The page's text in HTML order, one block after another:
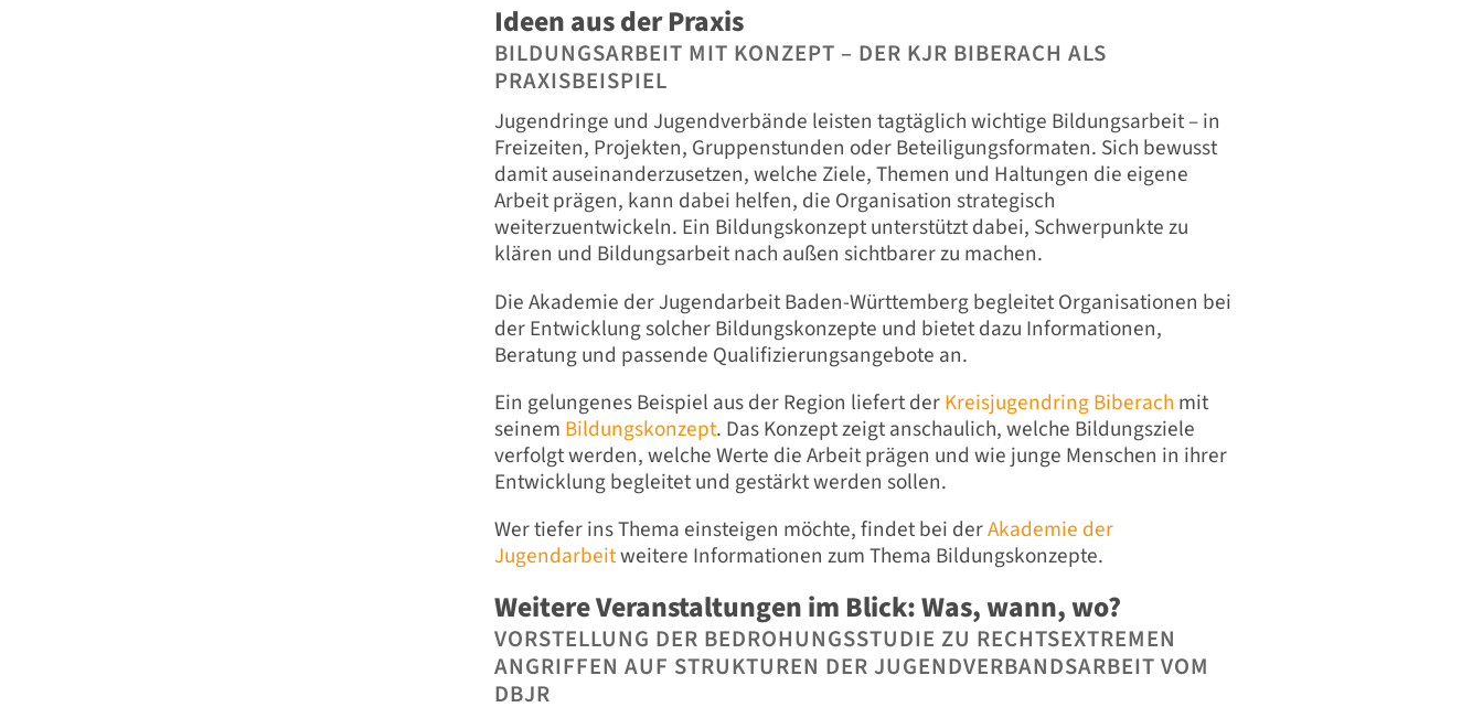
Ideen aus der Praxis
BILDUNGSARBEIT MIT KONZEPT – DER KJR BIBERACH ALS
PRAXISBEISPIEL
Jugendringe und Jugendverbände leisten tagtäglich wichtige Bildungsarbeit – in
Freizeiten, Projekten, Gruppenstunden oder Beteiligungsformaten. Sich bewusst
damit auseinanderzusetzen, welche Ziele, Themen und Haltungen die eigene
Arbeit prägen, kann dabei helfen, die Organisation strategisch
weiterzuentwickeln. Ein Bildungskonzept unterstützt dabei, Schwerpunkte zu
klären und Bildungsarbeit nach außen sichtbarer zu machen.
Die Akademie der Jugendarbeit Baden-Württemberg begleitet Organisationen bei
der Entwicklung solcher Bildungskonzepte und bietet dazu Informationen,
Beratung und passende Qualifizierungsangebote an.
Ein gelungenes Beispiel aus der Region liefert derKreisjugendring Biberach mit
seinem Bildungskonzept. Das Konzept zeigt anschaulich, welche Bildungsziele
verfolgt werden, welche Werte die Arbeit prägen und wie junge Menschen in ihrer
Entwicklung begleitet und gestärkt werden sollen.
Wer tiefer ins Thema einsteigen möchte, findet bei derAkademie der
Jugendarbeitweitere Informationen zum Thema Bildungskonzepte.
Weitere Veranstaltungen im Blick: Was, wann, wo?
VORSTELLUNG DER BEDROHUNGSSTUDIE ZU RECHTSEXTREMEN
ANGRIFFEN AUF STRUKTUREN DER JUGENDVERBANDSARBEIT VOM
DBJR